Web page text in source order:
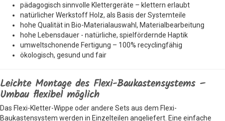
pädagogisch sinnvolle Klettergeräte – klettern erlaubt
natürlicher Werkstoff Holz, als Basis der Systemteile
hohe Qualität in Bio-Materialauswahl, Materialbearbeitung
hohe Lebensdauer - natürliche, spielfördernde Haptik
umweltschonende Fertigung – 100% recyclingfähig
ökologisch, gesund und fair
Leichte Montage des Flexi-Baukastensystems –
Umbau flexibel möglich
Das Flexi-Kletter-Wippe oder andere Sets aus dem Flexi-
Baukastensystem werden in Einzelteilen angeliefert. Eine einfache